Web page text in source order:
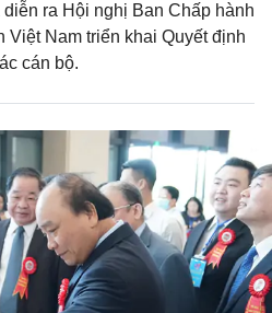
ra Hội nghị Ban Chấp hành
Nam triển khai Quyết định
cán bộ.